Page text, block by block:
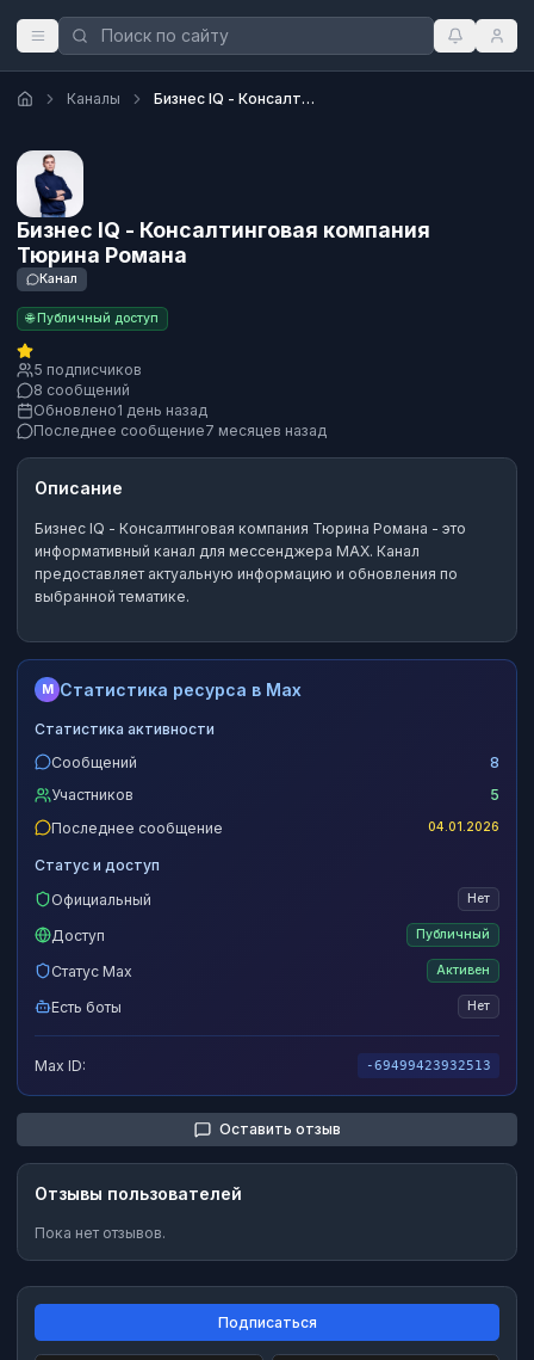
Каналы Бизнес IQ - Консалтинговая компания Тюрина Романа
Бизнес IQ - Консалтинговая компания
Тюрина Романа
Канал
🌐 Публичный доступ
5 подписчиков
8 сообщений
Обновлено1 день назад
Последнее сообщение7 месяцев назад
Описание
Бизнес IQ - Консалтинговая компания Тюрина Романа - это
информативный канал для мессенджера MAX. Канал
предоставляет актуальную информацию и обновления по
выбранной тематике.
M Статистика ресурса в Max
Статистика активности
Сообщений
8
Участников
5
Последнее сообщение
04.01.2026
Статус и доступ
Официальный
Нет
Доступ Публичный
Статус Max Активен
Есть боты Нет
Max ID: -69499423932513
Оставить отзыв
Отзывы пользователей
Пока нет отзывов.
Подписаться